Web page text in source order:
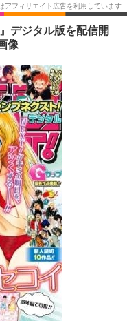
韓国・芸能
スポーツ
その他
グルメ
ショッピング
デジタル版を配信開
像